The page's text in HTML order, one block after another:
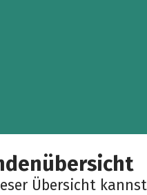
Übersicht